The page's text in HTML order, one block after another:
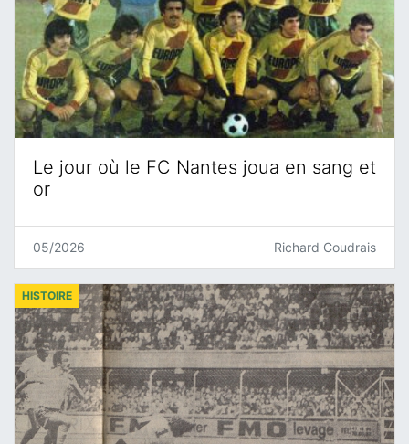
Le jour où le FC Nantes joua en sang et
or
05/2026 Richard Coudrais
HISTOIRE